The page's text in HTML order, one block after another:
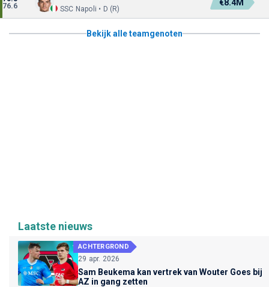
76.6
SSC Napoli • D (R)
€8.4M
Bekijk alle teamgenoten
Laatste nieuws
ACHTERGROND
29 apr. 2026
Sam Beukema kan vertrek van Wouter Goes bij
AZ in gang zetten